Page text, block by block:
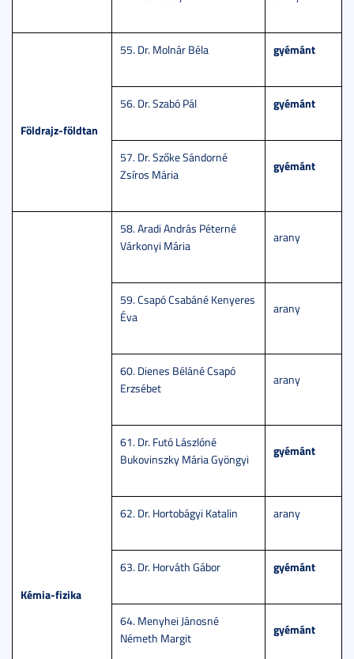
Földrajz-földtan
55. Dr. Molnár Béla gyémánt
56. Dr. Szabó Pál gyémánt
57. Dr. Szőke Sándorné
Zsíros Mária
gyémánt
Kémia-fizika
58. Aradi András Péterné
Várkonyi Mária
arany
59. Csapó Csabáné Kenyeres
Éva
arany
60. Dienes Béláné Csapó
Erzsébet
arany
61. Dr. Futó Lászlóné
Bukovinszky Mária Gyöngyi
gyémánt
62. Dr. Hortobágyi Katalin arany
63. Dr. Horváth Gábor gyémánt
64. Menyhei Jánosné
Németh Margit
gyémánt